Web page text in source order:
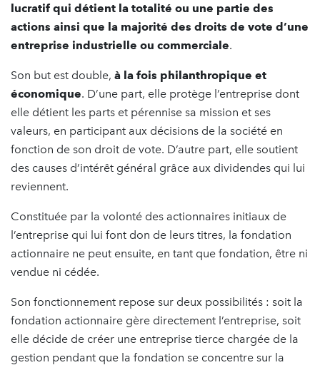
lucratif qui détient la totalité ou une partie des
actions ainsi que la majorité des droits de vote d’une
entreprise industrielle ou commerciale.
Son but est double, à la fois philanthropique et
économique. D’une part, elle protège l’entreprise dont
elle détient les parts et pérennise sa mission et ses
valeurs, en participant aux décisions de la société en
fonction de son droit de vote. D’autre part, elle soutient
des causes d’intérêt général grâce aux dividendes qui lui
reviennent.
Constituée par la volonté des actionnaires initiaux de
l’entreprise qui lui font don de leurs titres, la fondation
actionnaire ne peut ensuite, en tant que fondation, être ni
vendue ni cédée.
Son fonctionnement repose sur deux possibilités : soit la
fondation actionnaire gère directement l’entreprise, soit
elle décide de créer une entreprise tierce chargée de la
gestion pendant que la fondation se concentre sur la